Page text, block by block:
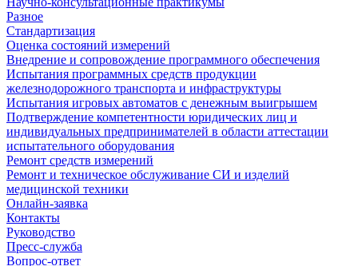
Разное
Стандартизация
Оценка состояний измерений
Внедрение и сопровождение программного обеспечения
Испытания программных средств продукции
железнодорожного транспорта и инфраструктуры
Испытания игровых автоматов с денежным выигрышем
Подтверждение компетентности юридических лиц и
индивидуальных предпринимателей в области аттестации
испытательного оборудования
Ремонт средств измерений
Ремонт и техническое обслуживание СИ и изделий
медицинской техники
Онлайн-заявка
Контакты
Руководство
Пресс-служба
Вопрос-ответ